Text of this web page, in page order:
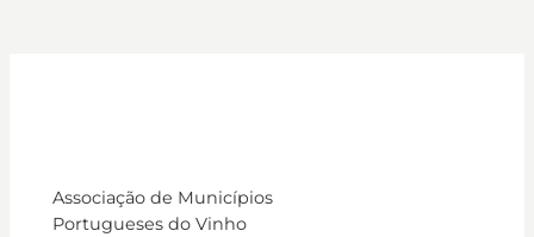
Associação de Municípios
Portugueses do Vinho